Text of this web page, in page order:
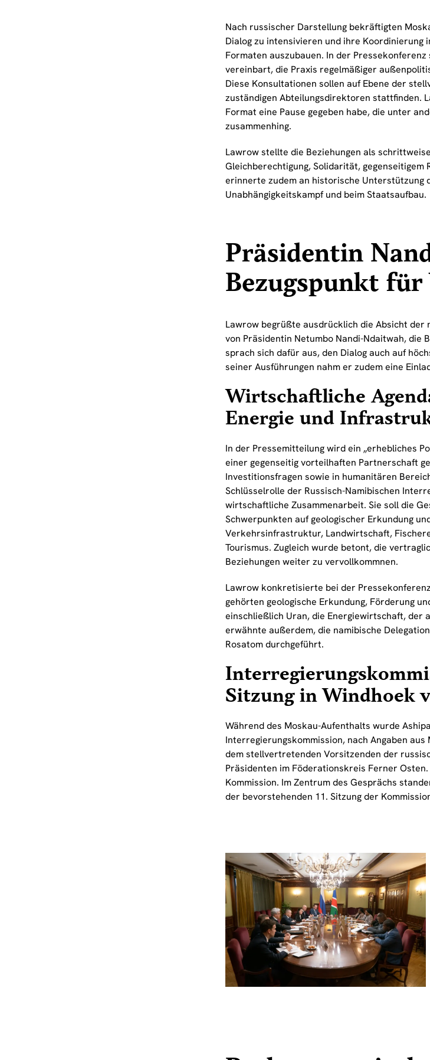
Nach russischer Darstellung bekräftigten
Dialog zu intensivieren und ihre Koordinierung
Formaten auszubauen. In der
vereinbart, die Praxis regelmäßiger
Diese Konsultationen sollen auf Ebene der
zuständigen Abteilungsdirektoren stattfinden.
Format eine Pause gegeben habe, die unter
zusammenhing.
Lawrow stellte die Beziehungen als
Gleichberechtigung, Solidarität,
erinnerte zudem an historische Unterstützung
Unabhängigkeitskampf und beim Staatsaufbau.
Präsidentin
Bezugspunkt
Lawrow begrüßte ausdrücklich die Absicht der
von Präsidentin Netumbo Nandi-Ndaitwah, die
sprach sich dafür aus, den Dialog auch auf
seiner Ausführungen nahm er zudem eine
Wirtschaftliche
Energie und
In der Pressemitteilung wird ein „erhebliches
einer gegenseitig vorteilhaften Partnerschaft
Investitionsfragen sowie in humanitären
Schlüsselrolle der Russisch-Namibischen
wirtschaftliche Zusammenarbeit. Sie soll die
Schwerpunkten auf geologischer Erkundung
Verkehrsinfrastruktur, Landwirtschaft,
Tourismus. Zugleich wurde betont, die
Beziehungen weiter zu vervollkommnen.
Lawrow konkretisierte bei der
gehörten geologische Erkundung, Förderung
einschließlich Uran, die Energiewirtschaft, der
erwähnte außerdem, die namibische
Rosatom durchgeführt.
Sitzung in Windhoek
Während des Moskau-Aufenthalts wurde
Interregierungskommission, nach Angaben
dem stellvertretenden Vorsitzenden der
Präsidenten im Föderationskreis Ferner
Kommission. Im Zentrum des Gesprächs
der bevorstehenden 11. Sitzung der